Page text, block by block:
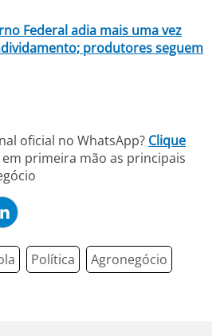
Federal adia mais uma vez
produtores seguem
oficial no WhatsApp? Clique
primeira mão as principais
Política
Agronegócio